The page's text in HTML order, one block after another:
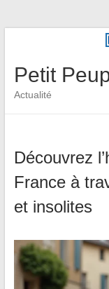
Petit
Actualité
Découvrez
France à
et insolites